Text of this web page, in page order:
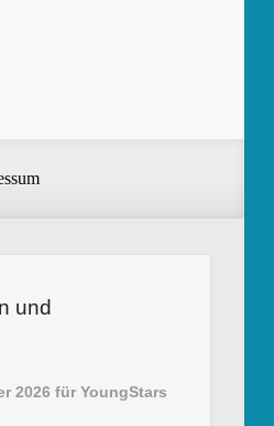
und
2026 für YoungStars